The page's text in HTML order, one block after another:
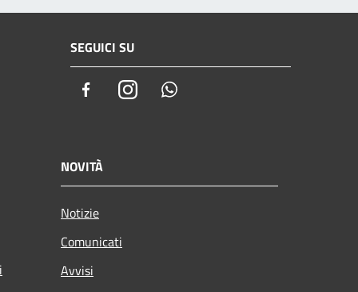
SEGUICI SU
FacebookInstagram
NOVITÀ
Notizie
Comunicati
Avvisi